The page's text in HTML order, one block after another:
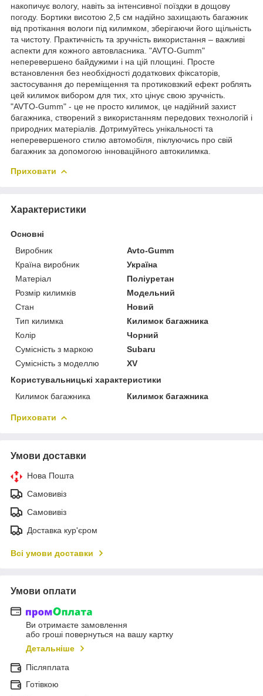
накопичує вологу, навіть за інтенсивної поїздки в дощову
погоду. Бортики висотою 2,5 см надійно захищають багажник
від протікання вологи під килимком, зберігаючи його щільність
та чистоту. Практичність та зручність використання – важливі
аспекти для кожного автовласника. "AVTO-Gumm"
неперевершено байдужими і на цій площині. Просте
встановлення без необхідності додаткових фіксаторів,
застосування до переміщення та протиковзкий ефект роблять
цей килимок вибором для тих, хто цінує свою зручність.
"AVTO-Gumm" - це не просто килимок, це надійний захист
багажника, створений з використанням передових технологій і
природних матеріалів. Дотримуйтесь унікальності та
неперевершеного стилю автомобіля, піклуючись про свій
багажник за допомогою інноваційного автокилимка.
Приховати
Характеристики
Основні
Виробник
Avto-Gumm
Країна виробник
Україна
Матеріал
Поліуретан
Розмір килимків
Модельний
Стан
Новий
Тип килимка
Килимок багажника
Колір
Чорний
Сумісність з маркою
Subaru
Сумісність з моделлю
XV
Користувальницькі характеристики
Килимок багажника
Килимок багажника
Приховати
Умови доставки
Нова Пошта
Самовивіз
Самовивіз
Доставка кур'єром
Всі умови доставки
Умови оплати
Ви отримаєте замовлення
або гроші повернуться на вашу картку
Детальніше
Післяплата
Готівкою